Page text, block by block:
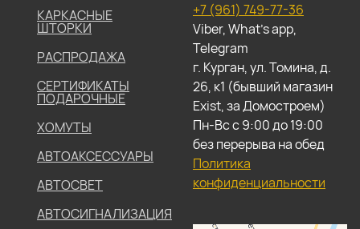
КАРКАСНЫЕ
ШТОРКИ
РАСПРОДАЖА
СЕРТИФИКАТЫ
ПОДАРОЧНЫЕ
ХОМУТЫ
АВТОАКСЕССУАРЫ
АВТОСВЕТ
АВТОСИГНАЛИЗАЦИЯ
+7 (961) 749-77-36
Viber, What's app,
Telegram
г. Курган, ул. Томина, д.
26, к1 (бывший магазин
Exist, за Домостроем)
Пн-Вс с 9:00 до 19:00
без перерыва на обед
Политика
конфиденциальности